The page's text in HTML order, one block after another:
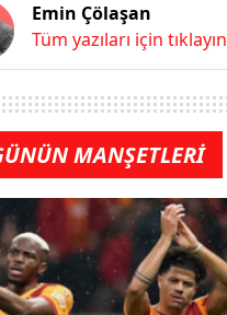
Emin Çölaşan
Tüm yazıları için tıklayın
MANŞETLERİ